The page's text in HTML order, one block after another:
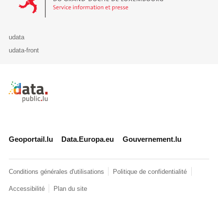
udata
udata-front
Retour à l'accueil de data.public.lu
Geoportail.lu Data.Europa.eu Gouvernement.lu
Conditions générales d'utilisations Politique de confidentialité
Accessibilité Plan du site